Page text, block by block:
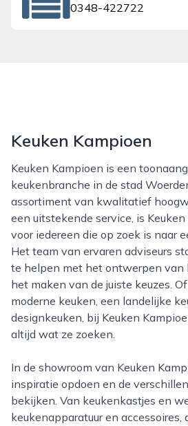
0348-422722
Keuken Kampioen
Keuken Kampioen is een toonaangevend bedrijf in de
keukenbranche in de stad
assortiment van kwalitatief
een uitstekende service, is
voor iedereen die op zoek is naar
Het team van ervaren adviseurs
te helpen met het ontwerpen van
het maken van de juiste keuzes.
moderne keuken, een landelijke
designkeuken, bij Keuken
altijd wat ze zoeken.
In de showroom van Keuken Kampioen kunnen klanten
inspiratie opdoen en de
bekijken. Van keukenkastjes en
keukenapparatuur en accessoires,